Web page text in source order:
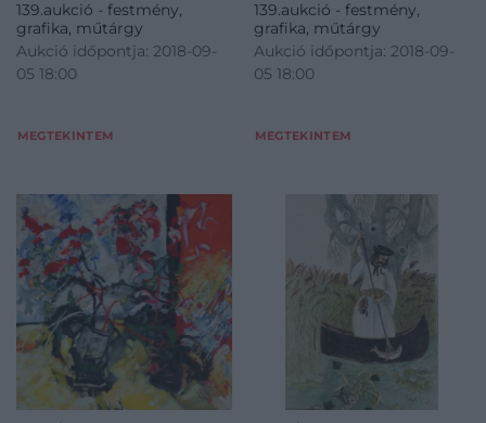
139.aukció - festmény,
grafika, műtárgy
Aukció időpontja: 2018-09-
05 18:00
MEGTEKINTEM
139.aukció - festmény,
grafika, műtárgy
Aukció időpontja: 2018-09-
05 18:00
MEGTEKINTEM